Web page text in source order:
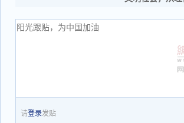
请登录发贴